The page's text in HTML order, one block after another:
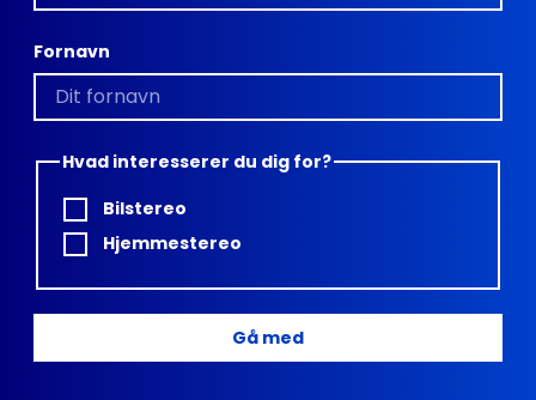
Fornavn
Hvad interesserer du dig for?
Bilstereo
Hjemmestereo
Gå med